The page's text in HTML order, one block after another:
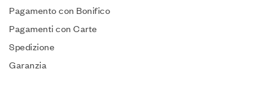
Pagamento con Bonifico
Pagamenti con Carte
Spedizione
Garanzia